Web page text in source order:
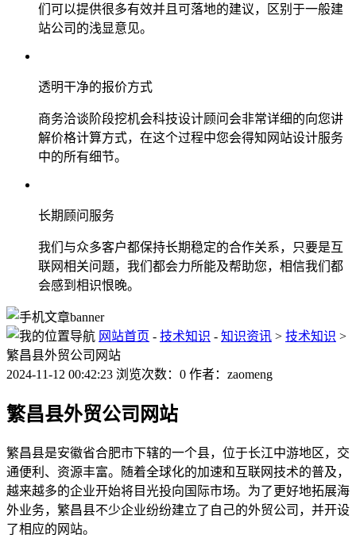
们可以提供很多有效并且可落地的建议，区别于一般建
站公司的浅显意见。
透明干净的报价方式
商务洽谈阶段挖机会科技设计顾问会非常详细的向您讲
解价格计算方式，在这个过程中您会得知网站设计服务
中的所有细节。
长期顾问服务
我们与众多客户都保持长期稳定的合作关系，只要是互
联网相关问题，我们都会力所能及帮助您，相信我们都
会感到相识恨晚。
网站首页 - 技术知识 - 知识资讯 > 技术知识 >
繁昌县外贸公司网站
2024-11-12 00:42:23 浏览次数：0 作者：zaomeng
繁昌县外贸公司网站
繁昌县是安徽省合肥市下辖的一个县，位于长江中游地区，交
通便利、资源丰富。随着全球化的加速和互联网技术的普及，
越来越多的企业开始将目光投向国际市场。为了更好地拓展海
外业务，繁昌县不少企业纷纷建立了自己的外贸公司，并开设
了相应的网站。